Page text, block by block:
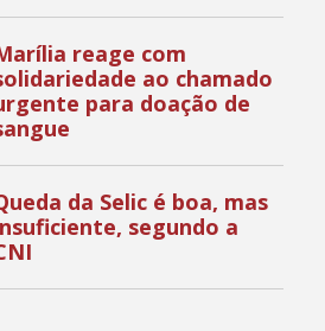
reage com
ao chamado
para doação de
da Selic é boa, mas
segundo a